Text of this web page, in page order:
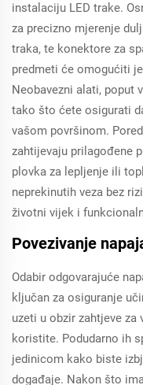
instalaciju LED trake.
za precizno mjerenje
traka, te konektore za
predmeti će omogućiti
Neobavezni alati, poput
tako što ćete osigurati
vašom površinom.
zahtijevaju prilagođene
plovka za lepljenje ili
neprekinutih veza bez
životni vijek i
Povezivanje
Odabir odgovarajuće
ključan za osiguranje
uzeti u obzir zahtjeve
koristite. Podudarno ih
jedinicom kako biste
događaje. Nakon što